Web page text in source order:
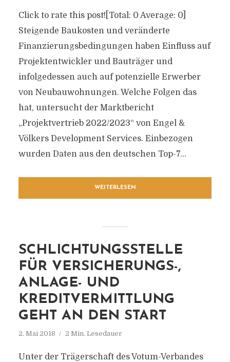
Click to rate this post![Total: 0 Average: 0]
Steigende Baukosten und veränderte
Finanzierungsbedingungen haben Einfluss auf
Projektentwickler und Bauträger und
infolgedessen auch auf potenzielle Erwerber
von Neubauwohnungen. Welche Folgen das
hat, untersucht der Marktbericht
„Projektvertrieb 2022/2023“ von Engel &
Völkers Development Services. Einbezogen
wurden Daten aus den deutschen Top-7...
WEITERLESEN
SCHLICHTUNGSSTELLE
FÜR VERSICHERUNGS-,
ANLAGE- UND
KREDITVERMITTLUNG
GEHT AN DEN START
2. Mai 2018 2 Min. Lesedauer
Unter der Trägerschaft des Votum-Verbandes